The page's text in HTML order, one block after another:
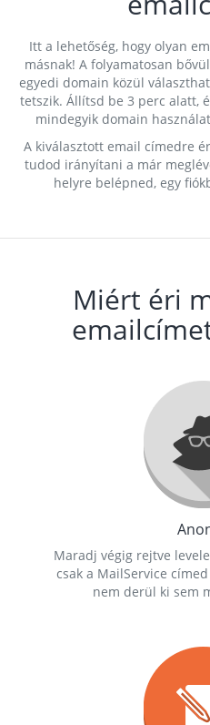
Itt a lehetőség, hogy olyan
másnak! A folyamatosan
egyedi domain közül
tetszik. Állítsd be 3 perc alatt,
mindegyik domain
A kiválasztott email címedre
tudod irányítani a már
helyre belépned, egy
Miért éri
Maradj végig rejtve
csak a MailService
nem derül ki sem